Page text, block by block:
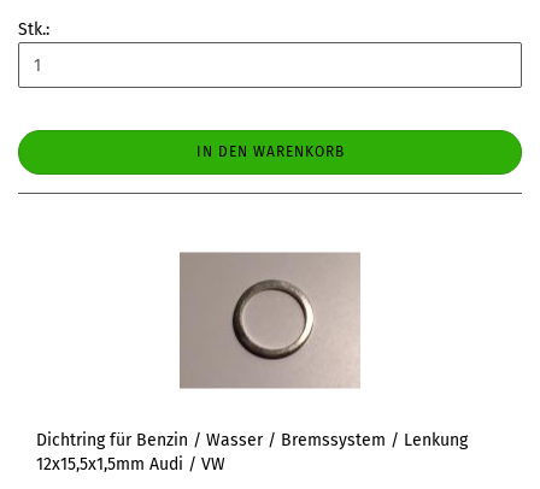
Stk.:
IN DEN WARENKORB
Dichtring für Benzin / Wasser / Bremssystem / Lenkung
12x15,5x1,5mm Audi / VW